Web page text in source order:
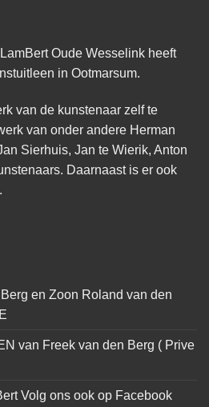
Oude Wesselink heeft
in Ootmarsum.
van de kunstenaar zelf te
van onder andere Herman
Sierhuis, Jan te Wierik, Anton
Daarnaast is er ook
en Zoon Roland van den
van Freek van den Berg ( Prive
Volg ons ook op Facebook